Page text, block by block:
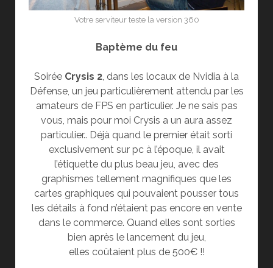
Votre serviteur teste la version 360
Baptème du feu
Soirée Crysis 2 , dans les locaux de Nvidia à la
Défense, un jeu particulièrement attendu par les
amateurs de FPS en particulier. Je ne sais pas
vous, mais pour moi Crysis a un aura assez
particulier.. Déjà quand le premier était sorti
exclusivement sur pc à l’époque, il avait
l’étiquette du plus beau jeu, avec des
graphismes tellement magnifiques que les
cartes graphiques qui pouvaient pousser tous
les détails à fond n’étaient pas encore en vente
dans le commerce. Quand elles sont sorties
bien après le lancement du jeu,
elles coûtaient plus de 500€ !!